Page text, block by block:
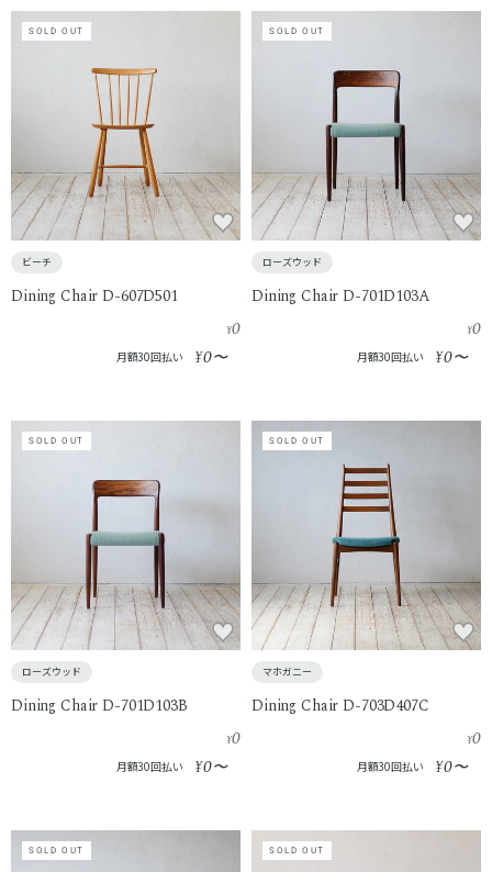
SOLD OUT
ビーチ
Dining Chair D-607D501
¥0
月額30回払い ¥0〜
SOLD OUT
ローズウッド
Dining Chair D-701D103A
¥0
月額30回払い ¥0〜
SOLD OUT
ローズウッド
Dining Chair D-701D103B
¥0
月額30回払い ¥0〜
SOLD OUT
マホガニー
Dining Chair D-703D407C
¥0
月額30回払い ¥0〜
SOLD OUT SOLD OUT